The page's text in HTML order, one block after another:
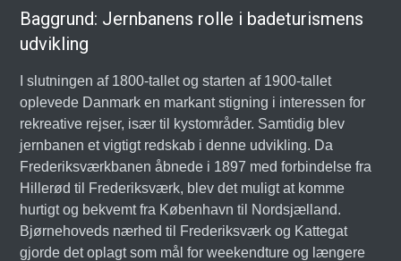
Baggrund: Jernbanens rolle i badeturismens
udvikling
I slutningen af 1800-tallet og starten af 1900-tallet
oplevede Danmark en markant stigning i interessen for
rekreative rejser, især til kystområder. Samtidig blev
jernbanen et vigtigt redskab i denne udvikling. Da
Frederiksværkbanen åbnede i 1897 med forbindelse fra
Hillerød til Frederiksværk, blev det muligt at komme
hurtigt og bekvemt fra København til Nordsjælland.
Bjørnehoveds nærhed til Frederiksværk og Kattegat
gjorde det oplagt som mål for weekendture og længere